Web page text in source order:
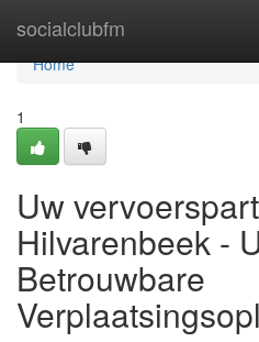
socialclubfm
Home
Home
1
Uw
Hilvarenbeek -
Betrouwbare